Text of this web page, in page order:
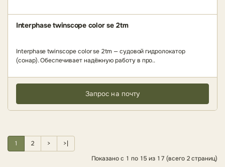
Interphase twinscope color se 2tm
Interphase twinscope color se 2tm — судовой гидролокатор
(сонар). Обеспечивает надёжную работу в про..
Запрос на почту
1 2 >
>|
Показано с 1 по 15 из 17 (всего 2 страниц)